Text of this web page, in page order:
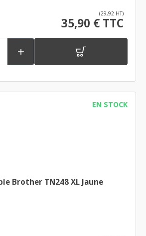
(29,92 HT)
35,90 € TTC

EN STOCK
Brother TN248 XL Jaune